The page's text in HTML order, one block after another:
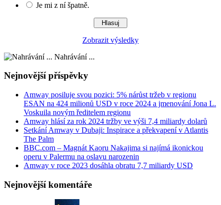
Je mi z ní špatně.
Zobrazit výsledky
Nahrávání ...
Nejnovější příspěvky
Amway posiluje svou pozici: 5% nárůst tržeb v regionu
ESAN na 424 milionů USD v roce 2024 a jmenování Jona L.
Voskuila novým ředitelem regionu
Amway hlásí za rok 2024 tržby ve výši 7,4 miliardy dolarů
Setkání Amway v Dubaji: Inspirace a překvapení v Atlantis
The Palm
BBC.com – Magnát Kaoru Nakajima si najímá ikonickou
operu v Palermu na oslavu narozenin
Amway v roce 2023 dosáhla obratu 7,7 miliardy USD
Nejnovější komentáře